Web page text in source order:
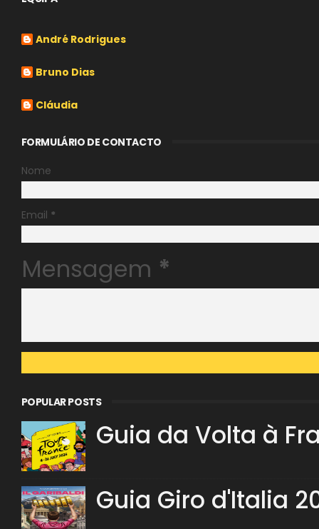
André Rodrigues
Bruno Dias
Cláudia
FORMULÁRIO DE CONTACTO
Nome
Email *
Mensagem *
POPULAR POSTS
Guia da Volta à
Guia Giro d'Italia